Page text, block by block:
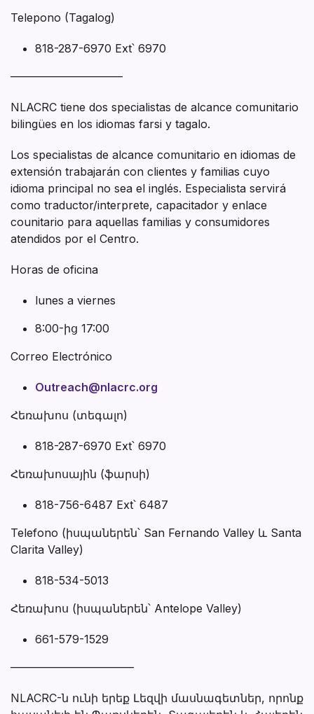
Telepono (Tagalog)
818-287-6970 Ext՝ 6970
——————————
NLACRC tiene dos specialistas de alcance comunitario
bilingües en los idiomas farsi y tagalo.
Los specialistas de alcance comunitario en idiomas de
extensión trabajarán con clientes y familias cuyo
idioma principal no sea el inglés. Especialista servirá
como traductor/interprete, capacitador y enlace
counitario para aquellas familias y consumidores
atendidos por el Centro.
Horas de oficina
lunes a viernes
8:00-ից 17:00
Correo Electrónico
Outreach@nlacrc.org
Հեռախոս (տեգալո)
818-287-6970 Ext՝ 6970
Հեռախոսային (ֆարսի)
818-756-6487 Ext՝ 6487
Telefono (իսպաներեն՝ San Fernando Valley և Santa
Clarita Valley)
818-534-5013
Հեռախոս (իսպաներեն՝ Antelope Valley)
661-579-1529
———————————
NLACRC-ն ունի երեք Լեզվի մասնագետներ, որոնք